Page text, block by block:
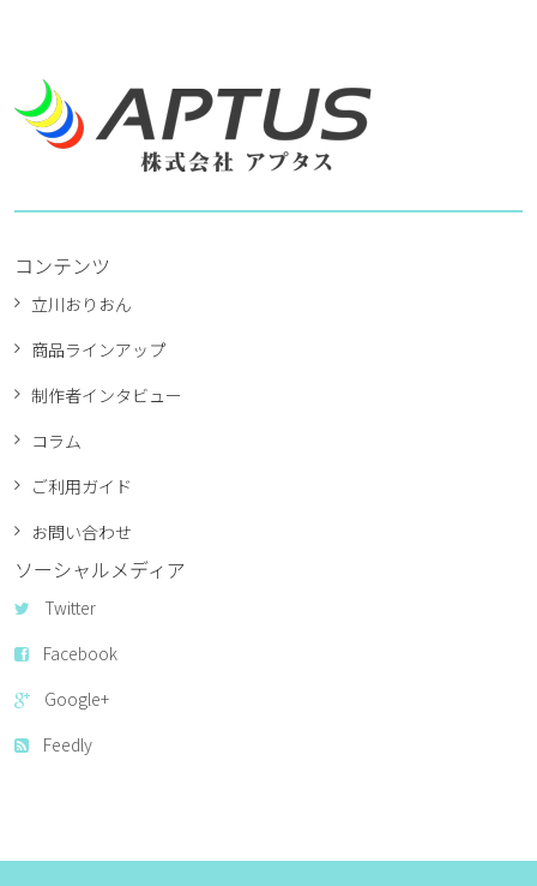
コンテンツ
立川おりおん
商品ラインアップ
制作者インタビュー
コラム
ご利用ガイド
お問い合わせ
ソーシャルメディア
Twitter
Facebook
Google+
Feedly